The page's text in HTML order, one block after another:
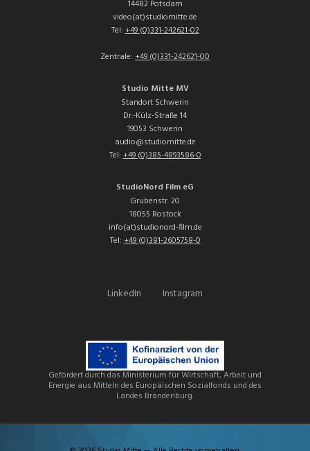
14482 Potsdam
video(at)studiomitte.de
Tel:+49 (0)331-242621-02
Zentrale: +49 (0)331-242621-00
Studio Mitte MV
Standort Schwerin
Dr.-Külz-Straße 14
19053 Schwerin
audio@studiomitte.de
Tel:+49 (0)385-4893586-0
StudioNord Film eG
Grubenstr. 20
18055 Rostock
info(at)studionord-film.de
Tel:+49 (0)381-2605758-0
LinkedIn Instagram
Gefördert durch das Ministerium für Wirtschaft, Arbeit und
Energie aus Mitteln des Europäischen Sozialfonds und des
Landes Brandenburg.